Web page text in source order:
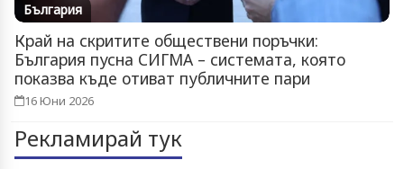
България
Край на скритите обществени поръчки:
България пусна СИГМА – системата, която
показва къде отиват публичните пари
16 Юни 2026
Рекламирай тук